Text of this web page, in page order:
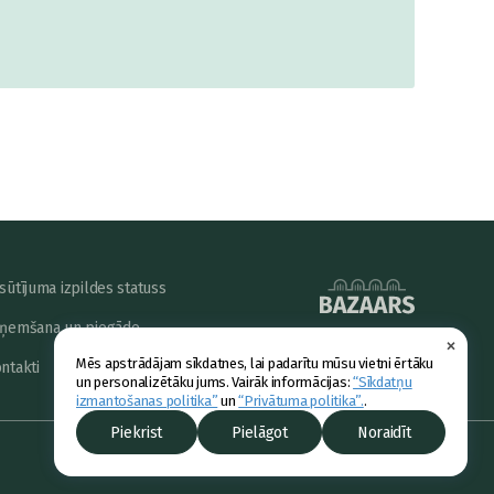
×
Mēs apstrādājam sīkdatnes, lai padarītu mūsu vietni ērtāku
un personalizētāku jums. Vairāk informācijas:“Sīkdatņu
izmantošanas politika” un“Privātuma politika”..
Piekrist Pielāgot Noraidīt
izpildes statuss
un piegāde